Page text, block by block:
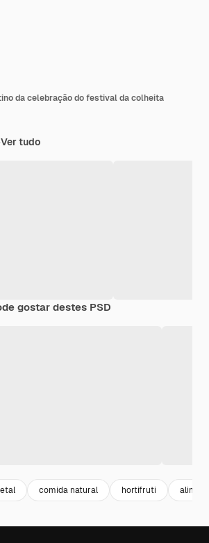
da celebração do festival da colheita
Ver tudo
gostar destes PSD
comida natural hortifruti